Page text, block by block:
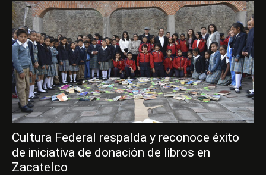
Cultura Federal respalda y reconoce éxito
de iniciativa de donación de libros en
Zacatelco